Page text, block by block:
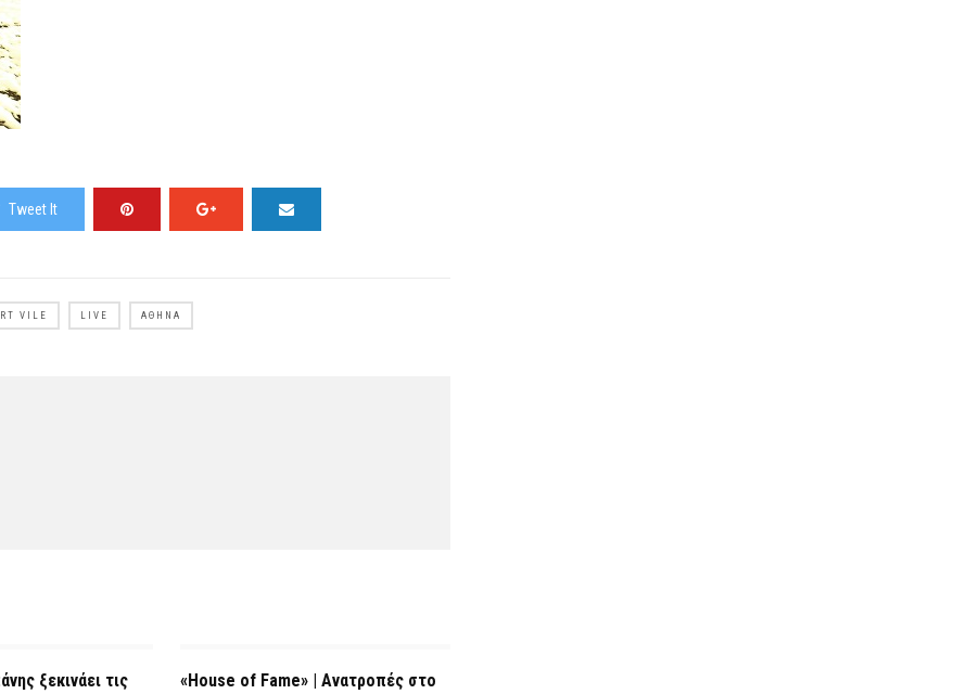
Tweet It
VILE LIVE ΑΘΉΝΑ
ξεκινάει τις
«House of Fame» | Ανατροπές στο